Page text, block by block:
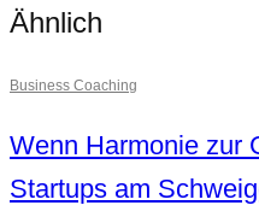
Ähnlich
Business Coaching
Wenn Harmonie zur
Startups am